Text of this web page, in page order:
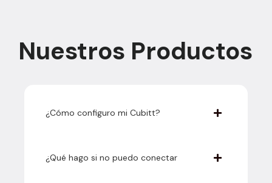
Nuestros Productos
¿Cómo configuro mi Cubitt?
¿Qué hago si no puedo conectar